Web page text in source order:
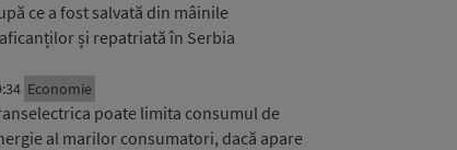
ce a fost salvată din mâinile
și repatriată în Serbia
Economie
poate limita consumul de
al marilor consumatori, dacă apare